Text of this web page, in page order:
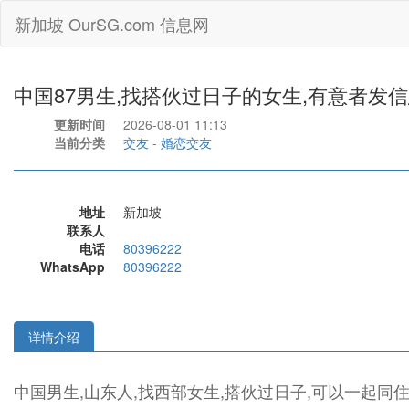
新加坡 OurSG.com 信息网
中国87男生,找搭伙过日子的女生,有意者发
更新时间
2026-08-01 11:13
当前分类
交友 - 婚恋交友
地址
新加坡
联系人
电话
80396222
WhatsApp
80396222
详情介绍
中国男生,山东人,找西部女生,搭伙过日子,可以一起同